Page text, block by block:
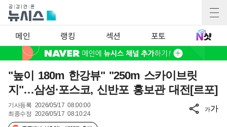
메인 랭킹 섹션 포토
"높이 180m 한강뷰" "250m 스카이브릿
지"…삼성·포스코, 신반포 홍보관 대전[르포]
기사등록 2026/05/17 08:00:00
최종수정 2026/05/17 08:10:24
가가